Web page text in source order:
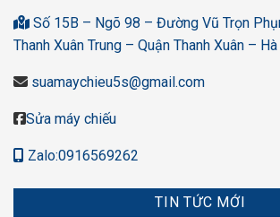
Số 15B – Ngõ 98 – Đường Vũ Trọn
Thanh Xuân Trung – Quận Thanh Xuân –
suamaychieu5s@gmail.com
Sửa máy chiếu
Zalo:0916569262
TIN TỨC MỚI